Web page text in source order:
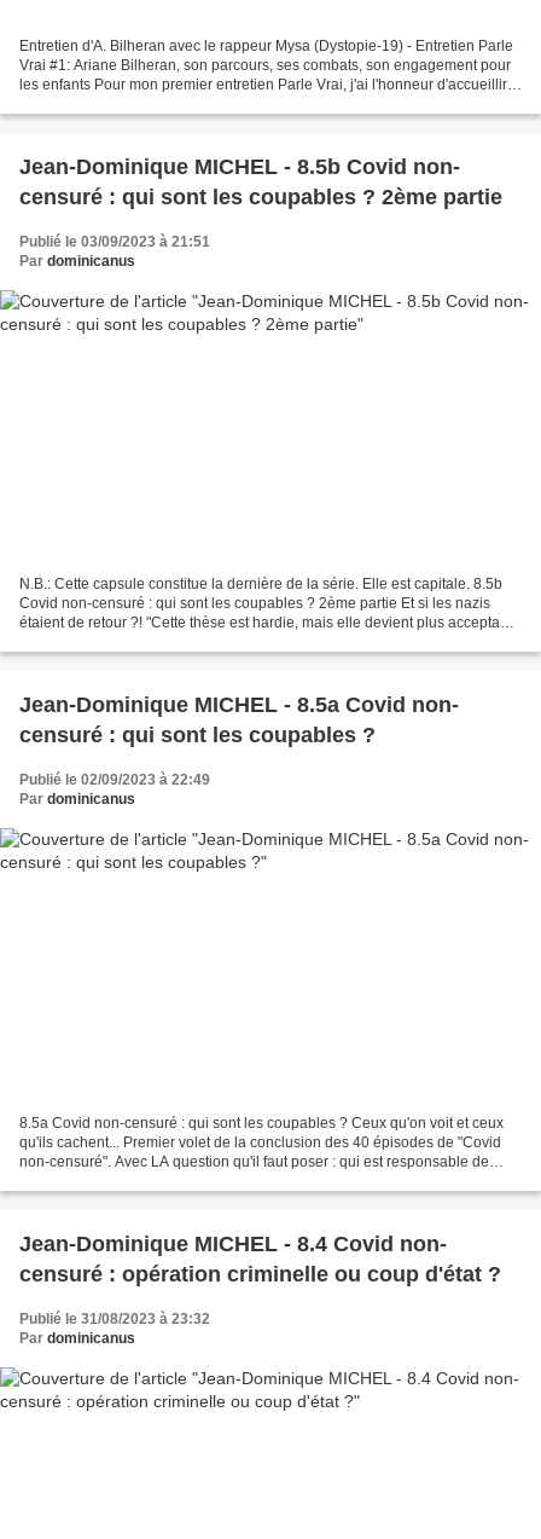
Entretien d'A. Bilheran avec le rappeur Mysa (Dystopie-19) - Entretien Parle
Vrai #1: Ariane Bilheran, son parcours, ses combats, son engagement pour
les enfants Pour mon premier entretien Parle Vrai, j'ai l'honneur d'accueillir
Jean-Dominique MICHEL - 8.5b Covid non-
censuré : qui sont les coupables ? 2ème partie
Publié le 03/09/2023 à 21:51
Par dominicanus
N.B.: Cette capsule constitue la dernière de la série. Elle est capitale. 8.5b
Covid non-censuré : qui sont les coupables ? 2ème partie Et si les nazis
étaient de retour ?! "Cette thèse est hardie, mais elle devient plus acceptable
Jean-Dominique MICHEL - 8.5a Covid non-
censuré : qui sont les coupables ?
Publié le 02/09/2023 à 22:49
Par dominicanus
8.5a Covid non-censuré : qui sont les coupables ? Ceux qu'on voit et ceux
qu'ils cachent... Premier volet de la conclusion des 40 épisodes de "Covid
non-censuré". Avec LA question qu'il faut poser : qui est responsable de
Jean-Dominique MICHEL - 8.4 Covid non-
censuré : opération criminelle ou coup d'état ?
Publié le 31/08/2023 à 23:32
Par dominicanus